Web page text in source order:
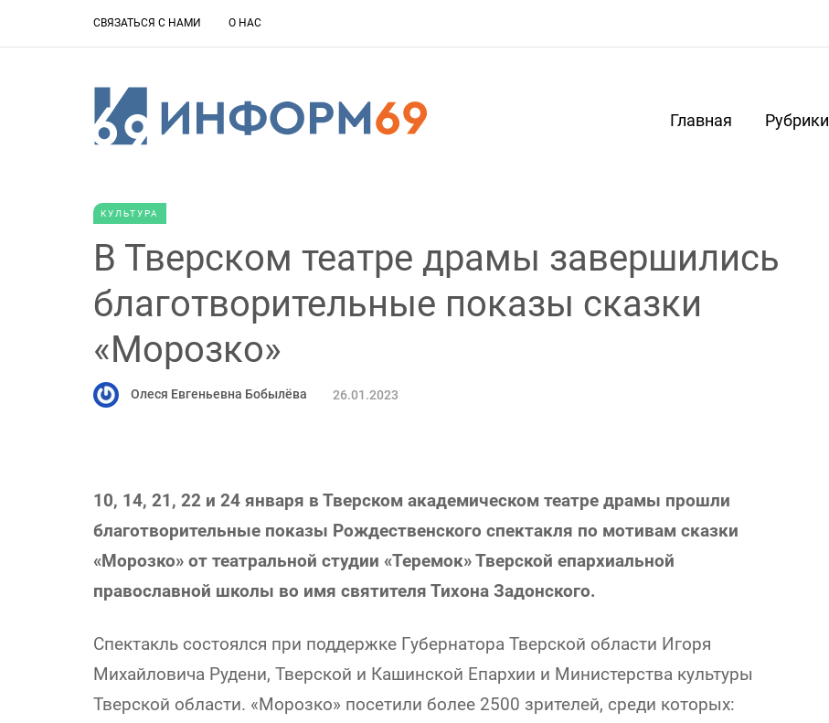
СВЯЗАТЬСЯ С НАМИ О НАС
Главная Рубрики
КУЛЬТУРА
В Тверском театре драмы завершились
благотворительные показы сказки
«Морозко»
Олеся Евгеньевна Бобылёва 26.01.2023
10, 14, 21, 22 и 24 января в Тверском академическом театре драмы прошли
благотворительные показы Рождественского спектакля по мотивам сказки
«Морозко» от театральной студии «Теремок» Тверской епархиальной
православной школы во имя святителя Тихона Задонского.
Спектакль состоялся при поддержке Губернатора Тверской области Игоря
Михайловича Рудени, Тверской и Кашинской Епархии и Министерства культуры
Тверской области. «Морозко» посетили более 2500 зрителей, среди которых: